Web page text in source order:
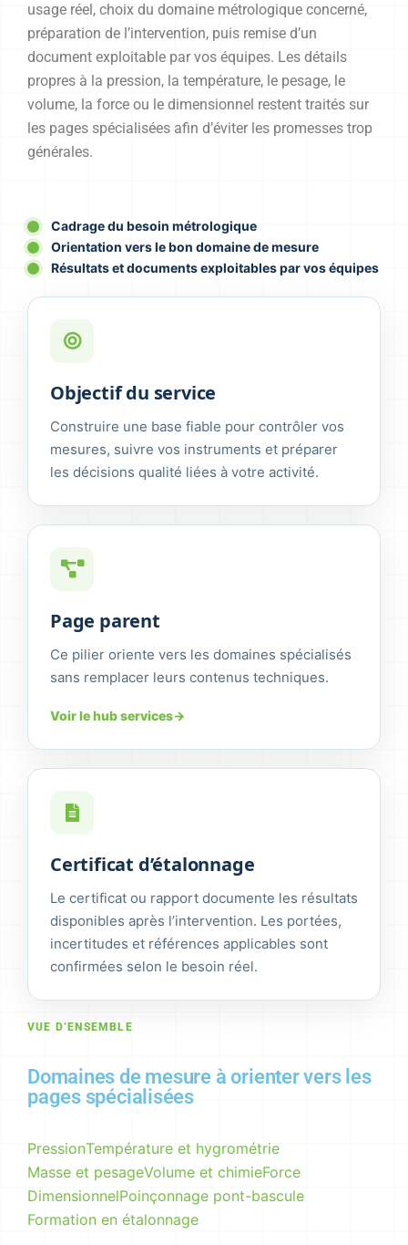
usage réel, choix du domaine métrologique concerné,
préparation de l’intervention, puis remise d’un
document exploitable par vos équipes. Les détails
propres à la pression, la température, le pesage, le
volume, la force ou le dimensionnel restent traités sur
les pages spécialisées afin d’éviter les promesses trop
générales.
Cadrage du besoin métrologique
Orientation vers le bon domaine de mesure
Résultats et documents exploitables par vos équipes
Objectif du service
Construire une base fiable pour contrôler vos
mesures, suivre vos instruments et préparer
les décisions qualité liées à votre activité.
Page parent
Ce pilier oriente vers les domaines spécialisés
sans remplacer leurs contenus techniques.
Voir le hub services
Certificat d’étalonnage
Le certificat ou rapport documente les résultats
disponibles après l’intervention. Les portées,
incertitudes et références applicables sont
confirmées selon le besoin réel.
VUE D’ENSEMBLE
Domaines de mesure à orienter vers les
pages spécialisées
PressionTempérature et hygrométrie
Masse et pesageVolume et chimieForce
DimensionnelPoinçonnage pont-bascule
Formation en étalonnage